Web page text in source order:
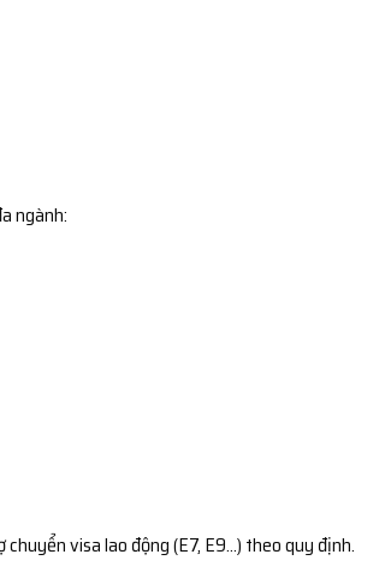
ngành:
chuyển visa lao động (E7, E9…) theo quy định.